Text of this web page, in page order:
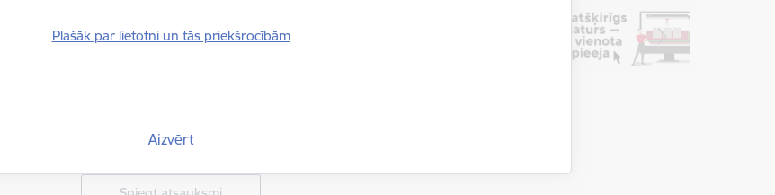
Plašāk par lietotni un tās priekšrocībām
Aizvērt
Vai šī informācija bija noderīga?